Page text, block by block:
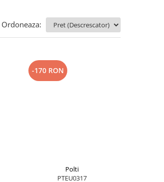
Ordoneaza:
-170 RON
Polti
PTEU0317